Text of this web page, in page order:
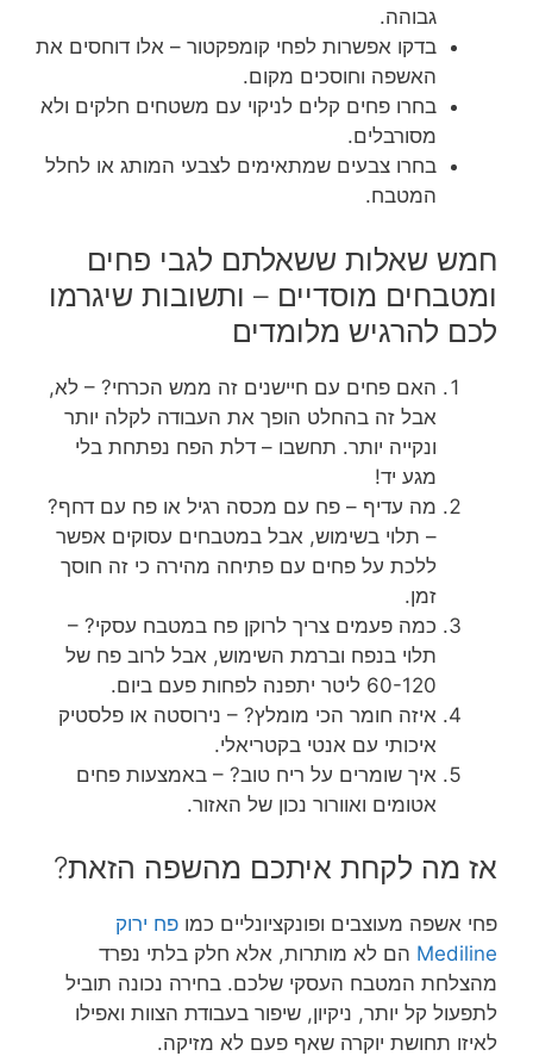
גבוהה.
בדקו אפשרות לפחי קומפקטור – אלו דוחסים את
האשפה וחוסכים מקום.
בחרו פחים קלים לניקוי עם משטחים חלקים ולא
מסורבלים.
בחרו צבעים שמתאימים לצבעי המותג או לחלל
המטבח.
חמש שאלות ששאלתם לגבי פחים
ומטבחים מוסדיים – ותשובות שיגרמו
לכם להרגיש מלומדים
האם פחים עם חיישנים זה ממש הכרחי? – לא,
אבל זה בהחלט הופך את העבודה לקלה יותר
ונקייה יותר. תחשבו – דלת הפח נפתחת בלי
מגע יד!
מה עדיף – פח עם מכסה רגיל או פח עם דחף?
– תלוי בשימוש, אבל במטבחים עסוקים אפשר
ללכת על פחים עם פתיחה מהירה כי זה חוסך
זמן.
כמה פעמים צריך לרוקן פח במטבח עסקי? –
תלוי בנפח וברמת השימוש, אבל לרוב פח של
60-120 ליטר יתפנה לפחות פעם ביום.
איזה חומר הכי מומלץ? – נירוסטה או פלסטיק
איכותי עם אנטי בקטריאלי.
איך שומרים על ריח טוב? – באמצעות פחים
אטומים ואוורור נכון של האזור.
אז מה לקחת איתכם מהשפה הזאת?
פחי אשפה מעוצבים ופונקציונליים כמו פח ירוק
Mediline הם לא מותרות, אלא חלק בלתי נפרד
מהצלחת המטבח העסקי שלכם. בחירה נכונה תוביל
לתפעול קל יותר, ניקיון, שיפור בעבודת הצוות ואפילו
לאיזו תחושת יוקרה שאף פעם לא מזיקה.